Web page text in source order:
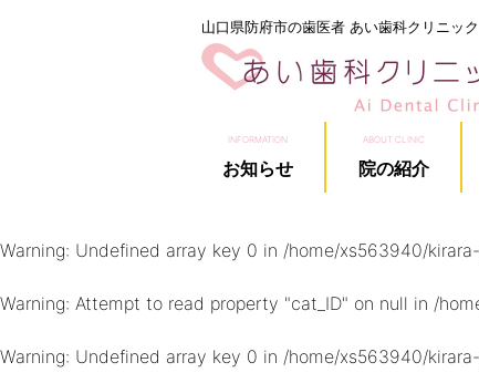
山口県防府市の歯医者 あい歯科クリニック
INFORMATION
お知らせ
ABOUT CLINIC
院の紹介
Warning: Undefined array key 0 in /home/xs563940/
Warning: Attempt to read property "cat_ID" on null in /
Warning: Undefined array key 0 in /home/xs563940/